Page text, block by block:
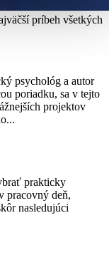
príbeh všetkých
psychológ a autor
poriadku, sa v tejto
projektov
prakticky
pracovný deň,
nasledujúci